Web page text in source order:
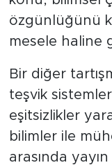
özgünlüğünü
mesele haline
Bir diğer
teşvik
eşitsizlikler
bilimler ile
arasında